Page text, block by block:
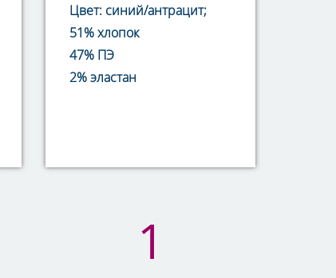
Цвет: синий/антрацит;
51% хлопок
47% ПЭ
2% эластан
1